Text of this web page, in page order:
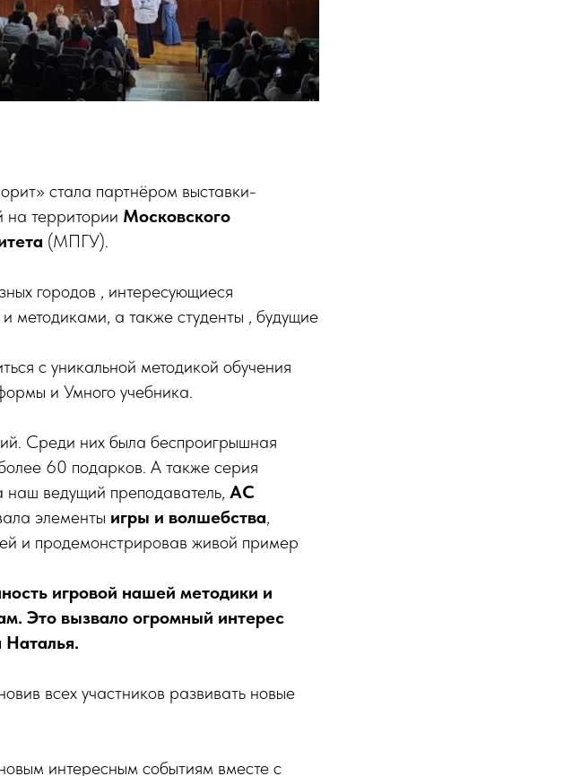
стала партнёром выставки-
на территории Московского
(МПГУ).
городов , интересующиеся
методиками, а также студенты , будущие
с уникальной методикой обучения
и Умного учебника.
Среди них была беспроигрышная
60 подарков. А также серия
наш ведущий преподаватель, АС
элементы игры и волшебства,
и продемонстрировав живой пример
игровой нашей методики и
Это вызвало огромный интерес
Наталья.
всех участников развивать новые
интересным событиям вместе с